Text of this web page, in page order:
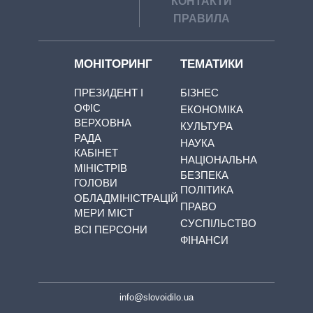
ПРАВИЛА
МОНІТОРИНГ
ПРЕЗИДЕНТ І
ОФІС
ВЕРХОВНА
РАДА
КАБІНЕТ
МІНІСТРІВ
ГОЛОВИ
ОБЛАДМІНІСТРАЦІЙ
МЕРИ МІСТ
ВСІ ПЕРСОНИ
ТЕМАТИКИ
БІЗНЕС
ЕКОНОМІКА
КУЛЬТУРА
НАУКА
НАЦІОНАЛЬНА
БЕЗПЕКА
ПОЛІТИКА
ПРАВО
СУСПІЛЬСТВО
ФІНАНСИ
info@slovoidilo.ua